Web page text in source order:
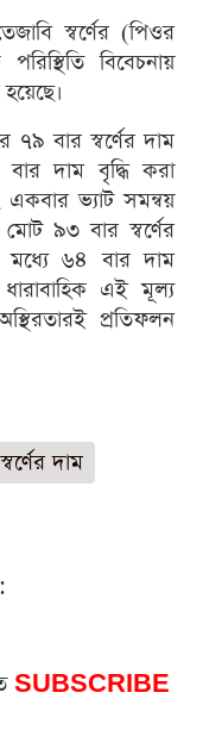
স্বর্ণের (পিওর
বিবেচনায়
৭৯ বার স্বর্ণের দাম
দাম বৃদ্ধি করা
ভ্যাট সমন্বয়
৯৩ বার স্বর্ণের
মধ্যে ৬৪ বার দাম
এই মূল্য
প্রতিফলন
দাম
SUBSCRIBE